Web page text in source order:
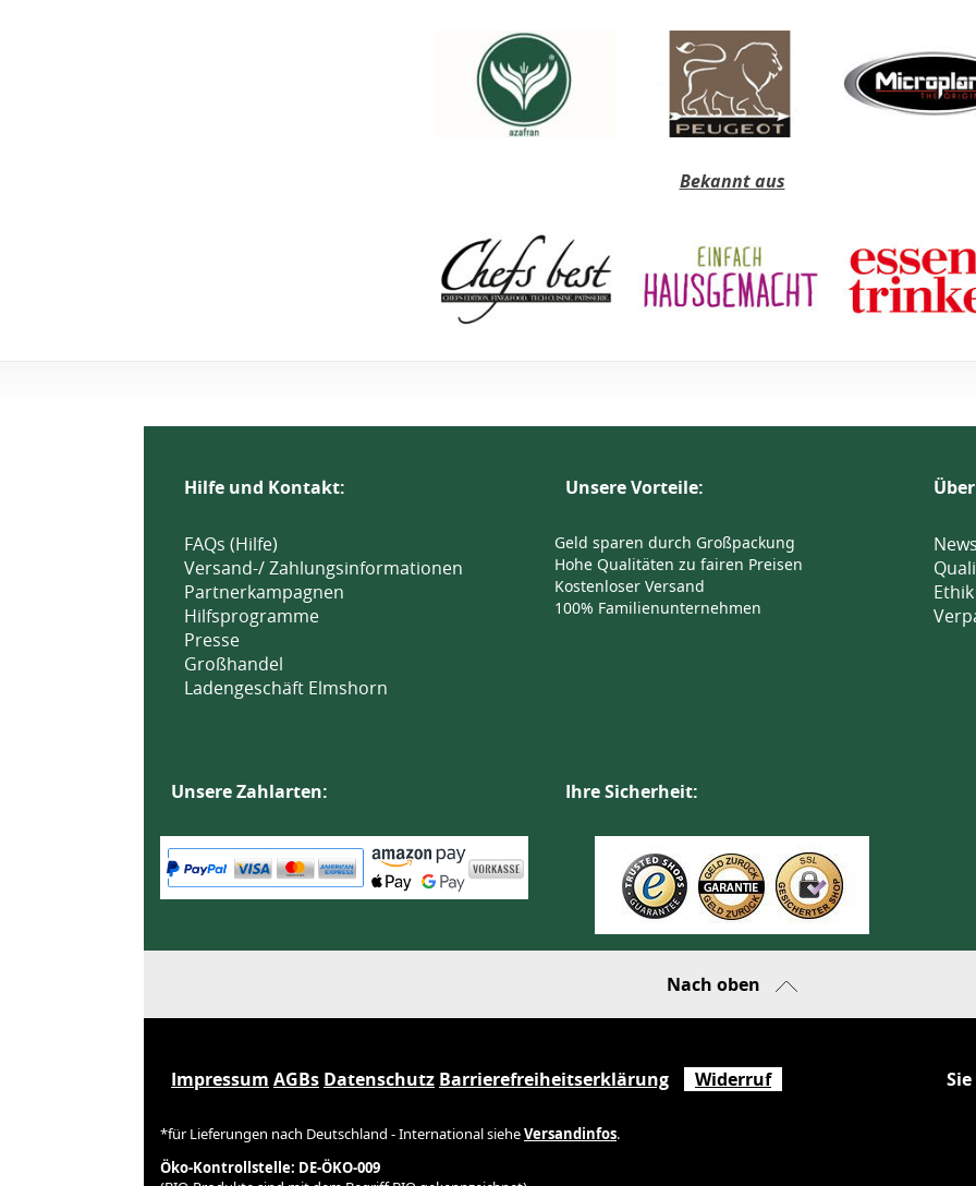
Bekannt aus
Hilfe und Kontakt:
FAQs (Hilfe)
Versand-/ Zahlungsinformationen
Partnerkampagnen
Hilfsprogramme
Presse
Großhandel
Ladengeschäft Elmshorn
Unsere Vorteile:
Geld sparen durch Großpackung
Hohe Qualitäten zu fairen Preisen
Kostenloser Versand
100% Familienunternehmen
Ethik
Unsere Zahlarten: Ihre Sicherheit:
Nach oben
Impressum AGBs Datenschutz Barrierefreiheitserklärung Widerruf
*für Lieferungen nach Deutschland - International sieheVersandinfos.
Öko-Kontrollstelle: DE-ÖKO-009